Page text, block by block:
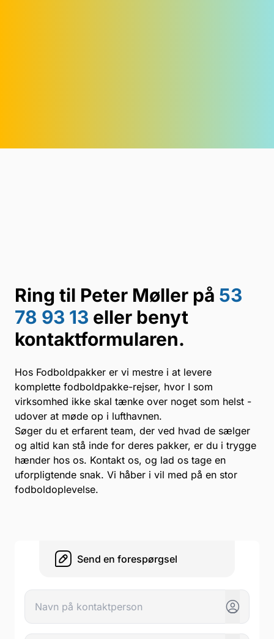
Ring til Peter Møller på 53
78 93 13 eller benyt
kontaktformularen.
Hos Fodboldpakker er vi mestre i at levere
komplette fodboldpakke-rejser, hvor I som
virksomhed ikke skal tænke over noget som helst -
udover at møde op i lufthavnen.
Søger du et erfarent team, der ved hvad de sælger
og altid kan stå inde for deres pakker, er du i trygge
hænder hos os. Kontakt os, og lad os tage en
uforpligtende snak. Vi håber i vil med på en stor
fodboldoplevelse.
Send en forespørgsel